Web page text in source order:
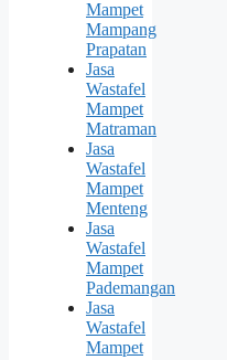
Mampet
Mampang
Prapatan
Jasa
Wastafel
Mampet
Matraman
Jasa
Wastafel
Mampet
Menteng
Jasa
Wastafel
Mampet
Pademangan
Jasa
Wastafel
Mampet